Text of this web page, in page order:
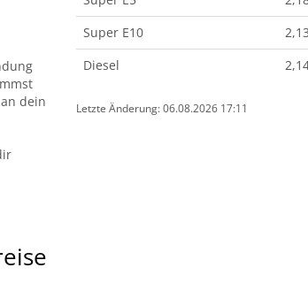
dein
Super E10
Diesel
Letzte Änderung: 06.08.2026 17:11